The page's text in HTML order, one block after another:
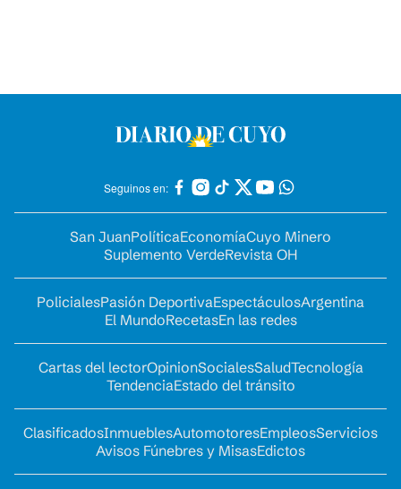
Seguinos en:
San JuanPolíticaEconomíaCuyo Minero
Suplemento VerdeRevista OH
PolicialesPasión DeportivaEspectáculosArgentina
El MundoRecetasEn las redes
Cartas del lectorOpinionSocialesSaludTecnología
TendenciaEstado del tránsito
ClasificadosInmueblesAutomotoresEmpleosServicios
Avisos Fúnebres y MisasEdictos